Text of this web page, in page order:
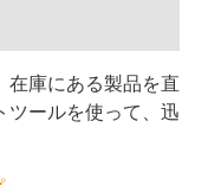
在庫にある製品を直
ツールを使って、迅